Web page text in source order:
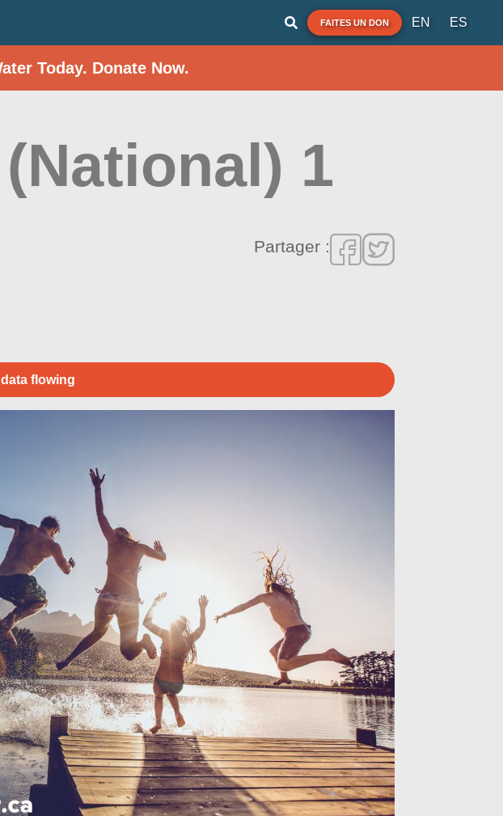
FAITES UN DON EN ES
Today. Donate Now.
1
Partager :
flowing